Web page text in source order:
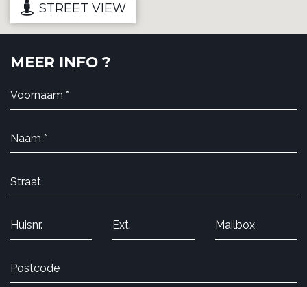
STREET VIEW
MEER INFO ?